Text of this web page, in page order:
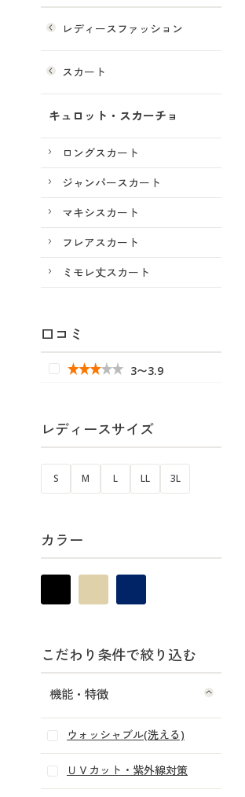
レディースファッション
スカート
キュロット・スカーチョ
ロングスカート
ジャンパースカート
マキシスカート
フレアスカート
ミモレ丈スカート
口コミ
3〜3.9
レディースサイズ
S M L LL 3L
カラー
こだわり条件で絞り込む
機能・特徴
ウォッシャブル(洗える)
ＵＶカット・紫外線対策